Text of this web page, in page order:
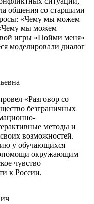
общения со старшими
«Чему мы можем
«Чему мы можем
игры «Пойми меня»
моделировали диалог
«Разговор со
безграничных
методы и
возможностей.
у обучающихся
окружающим
чувство
к России.